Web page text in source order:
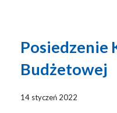
Posiedzenie
Budżetowej
14 styczeń 2022